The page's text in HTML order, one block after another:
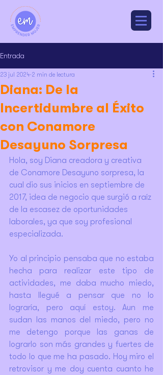
Entrada
Diana: De la
Incertidumbre al Éxito
con Conamore
Desayuno Sorpresa
23 jul 2024 2 min de lectura
Hola, soy Diana creadora y creativa
de Conamore Desayuno sorpresa, la
cual dio sus inicios en septiembre de
2017, idea de negocio que surgió a raíz
de la escasez de oportunidades
laborales, ya que soy profesional
especializada.
Yo al principio pensaba que no estaba
hecha para realizar este tipo de
actividades, me daba mucho miedo,
hasta llegué a pensar que no lo
lograría, pero aquí estoy. Aun me
sudan las manos del miedo, pero no
me detengo porque las ganas de
lograrlo son más grandes y fuertes de
todo lo que me ha pasado. Hoy miro el
retrovisor y me doy cuenta cuanto he